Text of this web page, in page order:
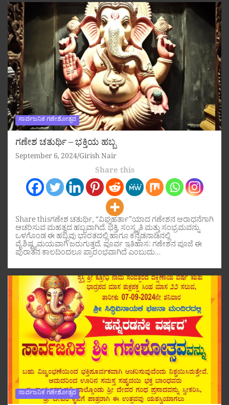
ಸಾರ್ವಜನಿಕ ಗಣೇಶೋತ್ಸವ
ಗಣೇಶ ಚತುರ್ಥಿ – ಭಕ್ತಿಯ ಹಬ್ಬ
September 6, 2024 Girish Nair
Share this
Share thisಗಣೇಶ ಚತುರ್ಥಿ, “ವಿಘ್ನಹರ್ತಾ”ಯಾದ ಗಣೇಶನ ಆರಾಧನೆಗಾಗಿ
ಆಚರಿಸುವ ಮಹತ್ವದ ಹಬ್ಬವಾಗಿದೆ. ಭಕ್ತಿ, ಸಂಸ್ಕೃತಿ ಮತ್ತು ಸಂಭ್ರಮವನ್ನು
ಒಳಗೊಂಡ ಈ ಹಬ್ಬವು ಭಾರತದಲ್ಲಿ ಹಾಗೂ ಕನ್ನಡನಾಡಿನಲ್ಲಿ
ವೈಶಿಷ್ಟ್ಯಮಯವಾಗಿ ಜರುಗುತ್ತದೆ. ಪೂರ್ವ ಇತಿಹಾಸ: ಗಣೇಶನ ಪೂಜೆ ಈ
ಪುರಾತನ ಕಾಲದಿಂದಲೂ ಪ್ರಾರಂಭವಾಗಿದೆ ಎಂಬುದು…
ಸಾರ್ವಜನಿಕ ಗಣೇಶೋತ್ಸವ